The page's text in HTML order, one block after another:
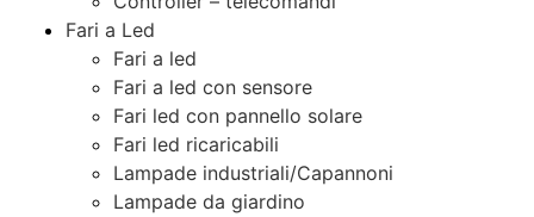
Fari a Led
Fari a led
Fari a led con sensore
Fari led con pannello solare
Fari led ricaricabili
Lampade industriali/Capannoni
Lampade da giardino